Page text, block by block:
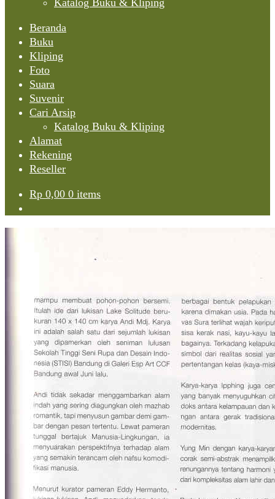
Katalog Buku & Kliping
Beranda
Buku
Kliping
Foto
Suara
Suvenir
Cari Arsip
Katalog Buku & Kliping
Alamat
Rekening
Reseller
Rp 0,00 0 items